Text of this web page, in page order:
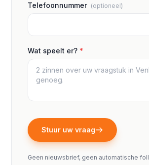
Telefoonnummer (optioneel)
Wat speelt er? *
Stuur uw vraag
Geen nieuwsbrief, geen automatische